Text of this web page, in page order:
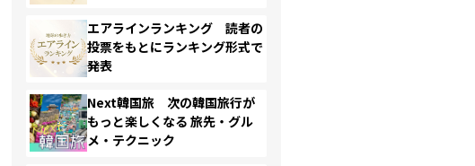
エアラインランキング 読者の
投票をもとにランキング形式で
発表
Next韓国旅 次の韓国旅行が
もっと楽しくなる 旅先・グル
メ・テクニック